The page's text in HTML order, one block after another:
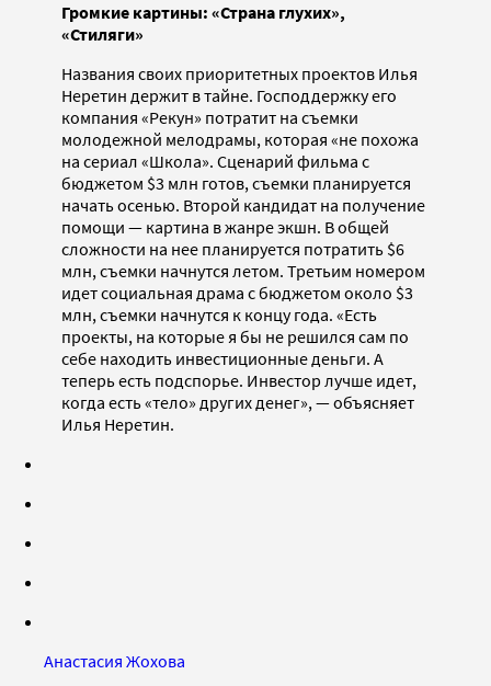
Громкие картины: «Страна глухих»,
«Стиляги»
Названия своих приоритетных проектов Илья
Неретин держит в тайне. Господдержку его
компания «Рекун» потратит на съемки
молодежной мелодрамы, которая «не похожа
на сериал «Школа». Сценарий фильма с
бюджетом $3 млн готов, съемки планируется
начать осенью. Второй кандидат на получение
помощи — картина в жанре экшн. В общей
сложности на нее планируется потратить $6
млн, съемки начнутся летом. Третьим номером
идет социальная драма с бюджетом около $3
млн, съемки начнутся к концу года. «Есть
проекты, на которые я бы не решился сам по
себе находить инвестиционные деньги. А
теперь есть подспорье. Инвестор лучше идет,
когда есть «тело» других денег», — объясняет
Илья Неретин.
Анастасия Жохова